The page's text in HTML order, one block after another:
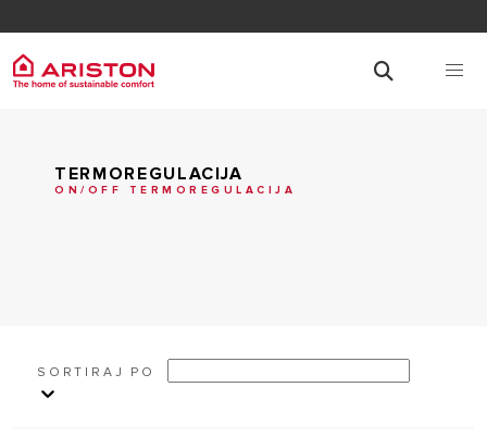
TERMOREGULACIJA
ON/OFF TERMOREGULACIJA
SORTIRAJ PO